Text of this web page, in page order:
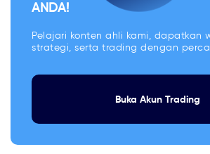
ANDA!
Pelajari konten ahli kami, dapatkan
strategi, serta trading dengan
Buka Akun Trading